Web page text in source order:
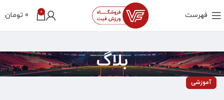
فهرست 0
0 تومان
بلاگ
آموزشی